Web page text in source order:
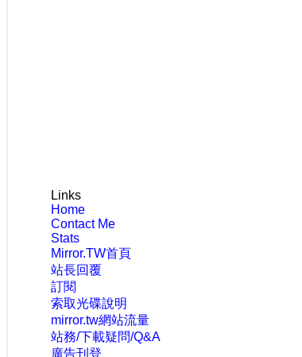
Links
Home
Contact Me
Stats
Mirror.TW首頁
站長回覆
訂閱
索取光碟說明
mirror.tw網站流量
站務/下載疑問/Q&A
廣告刊登